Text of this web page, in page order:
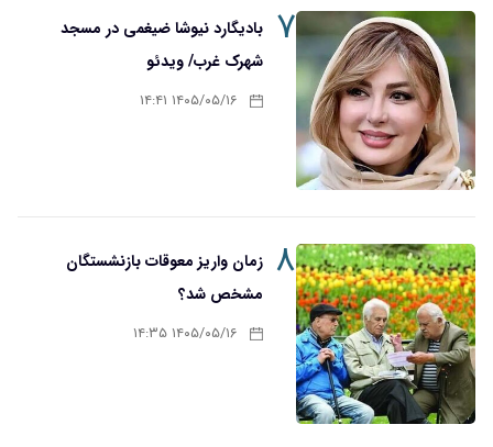
۷ بادیگارد نیوشا ضیغمی در مسجد
شهرک غرب/ ویدئو
۱۴۰۵/۰۵/۱۶ ۱۴:۴۱
۸ زمان واریز معوقات بازنشستگان
مشخص شد؟
۱۴۰۵/۰۵/۱۶ ۱۴:۳۵